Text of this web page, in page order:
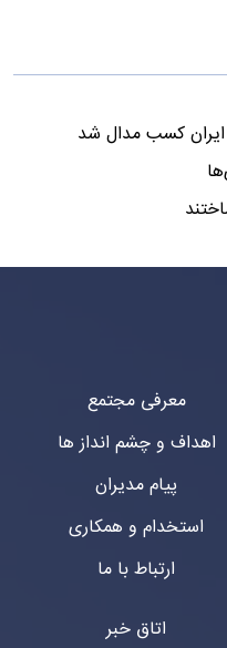
ایران کسب مدال شد
معرفی مجتمع
اهداف و چشم انداز ها
پیام مدیران
استخدام و همکاری
ارتباط با ما
اتاق خبر